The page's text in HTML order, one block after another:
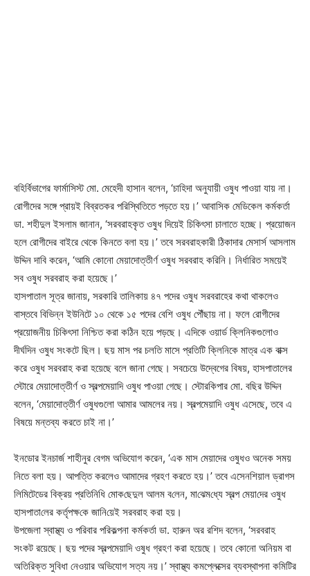
বহির্বিভাগের ফার্মাসিস্ট মো. মেহেদী হাসান বলেন, ‘চাহিদা অনুযায়ী ওষুধ পাওয়া যায় না।
রোগীদের সঙ্গে প্রায়ই বিব্রতকর পরিস্থিতিতে পড়তে হয়।’ আবাসিক মেডিকেল কর্মকর্তা
ডা. শহীদুল ইসলাম জানান, ‘সরবরাহকৃত ওষুধ দিয়েই চিকিৎসা চালাতে হচ্ছে। প্রয়োজন
হলে রোগীদের বাইরে থেকে কিনতে বলা হয়।’ তবে সরবরাহকারী ঠিকাদার মেসার্স আসলাম
উদ্দিন দাবি করেন, ‘আমি কোনো মেয়াদোত্তীর্ণ ওষুধ সরবরাহ করিনি। নির্ধারিত সময়েই
সব ওষুধ সরবরাহ করা হয়েছে।’
হাসপাতাল সূত্র জানায়, সরকারি তালিকায় ৪৭ পদের ওষুধ সরবরাহের কথা থাকলেও
বাস্তবে বিভিন্ন ইউনিটে ১০ থেকে ১৫ পদের বেশি ওষুধ পৌঁছায় না। ফলে রোগীদের
প্রয়োজনীয় চিকিৎসা নিশ্চিত করা কঠিন হয়ে পড়ছে। এদিকে ওয়ার্ড ক্লিনিকগুলোও
দীর্ঘদিন ওষুধ সংকটে ছিল। ছয় মাস পর চলতি মাসে প্রতিটি ক্লিনিকে মাত্র এক বাক্স
করে ওষুধ সরবরাহ করা হয়েছে বলে জানা গেছে। সবচেয়ে উদ্বেগের বিষয়, হাসপাতালের
স্টোরে মেয়াদোত্তীর্ণ ও স্বল্পমেয়াদি ওষুধ পাওয়া গেছে। স্টোরকিপার মো. বছির উদ্দিন
বলেন, ‘মেয়াদোত্তীর্ণ ওষুধগুলো আমার আমলের নয়। স্বল্পমেয়াদি ওষুধ এসেছে, তবে এ
বিষয়ে মন্তব্য করতে চাই না।’
ইনডোর ইনচার্জ শাহীনুর বেগম অভিযোগ করেন, ‘এক মাস মেয়াদের ওষুধও অনেক সময়
নিতে বলা হয়। আপত্তি করলেও আমাদের গ্রহণ করতে হয়।’ তবে এসেনশিয়াল ড্রাগস
লিমিটেডের বিক্রয় প্রতিনিধি মোক‌ছেদুল আলম ব‌লেন, মা‌ঝেম‌ধ্যে স্বল্প মেয়া‌দের ওষুধ
হাসপাতা‌লের কর্তৃপক্ষ‌কে জা‌নি‌য়েই সরবরাহ করা হয়।
উপজেলা স্বাস্থ্য ও পরিবার পরিকল্পনা কর্মকর্তা ডা. হারুন অর রশিদ বলেন, ‘সরবরাহ
সংকট রয়েছে। ছয় পদের স্বল্পমেয়াদি ওষুধ গ্রহণ করা হয়েছে। তবে কোনো অনিয়ম বা
অতিরিক্ত সুবিধা নেওয়ার অভিযোগ সত্য নয়।’ স্বাস্থ্য কমপ্লেক্সের ব্যবস্থাপনা কমিটির